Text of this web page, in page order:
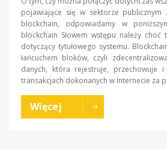
pojawiające się w sektorze publicznym
blockchain, odpowiadamy w
blockchain Słowem wstępu należy
dotyczący tytułowego systemu.
łańcuchem bloków, czyli
danych, która rejestruje, przechowuje
transakcjach dokonanych w Internecie za
Więcej